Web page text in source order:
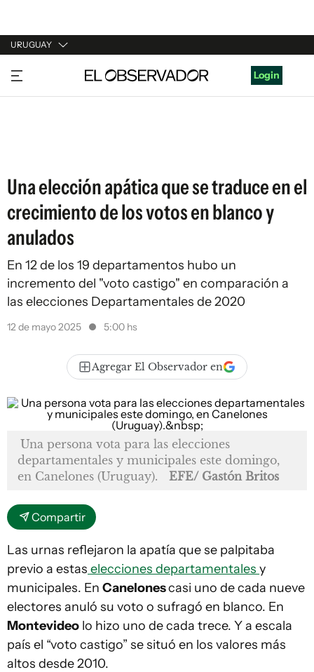
URUGUAY
URUGUAY
ARGENTINA
Login
Una elección apática que se traduce en el
crecimiento de los votos en blanco y
anulados
En 12 de los 19 departamentos hubo un
incremento del "voto castigo" en comparación a
las elecciones Departamentales de 2020
12 de mayo 2025 5:00 hs
Agregar El Observador en
Una persona vota para las elecciones
departamentales y municipales este domingo,
en Canelones (Uruguay).
EFE/ Gastón Britos
Compartir
Las urnas reflejaron la apatía que se palpitaba
previo a estas elecciones departamentales y
municipales. En Canelonescasi uno de cada nueve
electores anuló su voto o sufragó en blanco. En
Montevideo lo hizo uno de cada trece. Y a escala
país el “voto castigo” se situó en los valores más
altos desde 2010.